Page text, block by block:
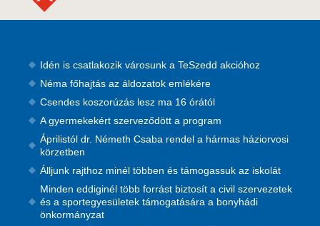
Idén is csatlakozik városunk a TeSzedd akcióhoz
Néma főhajtás az áldozatok emlékére
Csendes koszorúzás lesz ma 16 órától
A gyermekekért szerveződött a program
Áprilistól dr. Németh Csaba rendel a hármas háziorvosi
körzetben
Álljunk rajthoz minél többen és támogassuk az iskolát
Minden eddiginél több forrást biztosít a civil szervezetek
és a sportegyesületek támogatására a bonyhádi
önkormányzat